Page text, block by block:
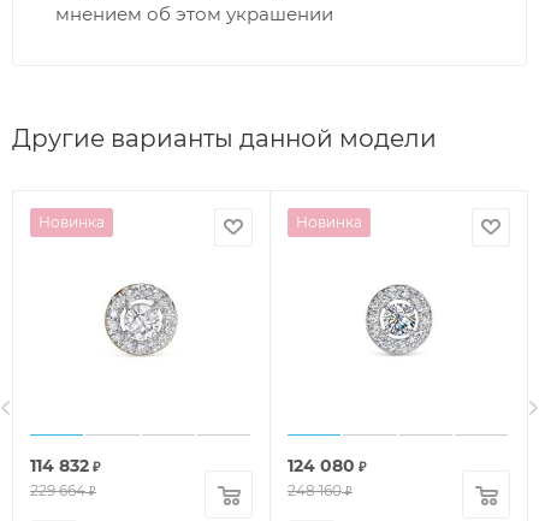
мнением об этом украшении
Другие варианты данной модели
Новинка
114 832 ₽
229 664₽
Новинка
124 080 ₽
248 160₽